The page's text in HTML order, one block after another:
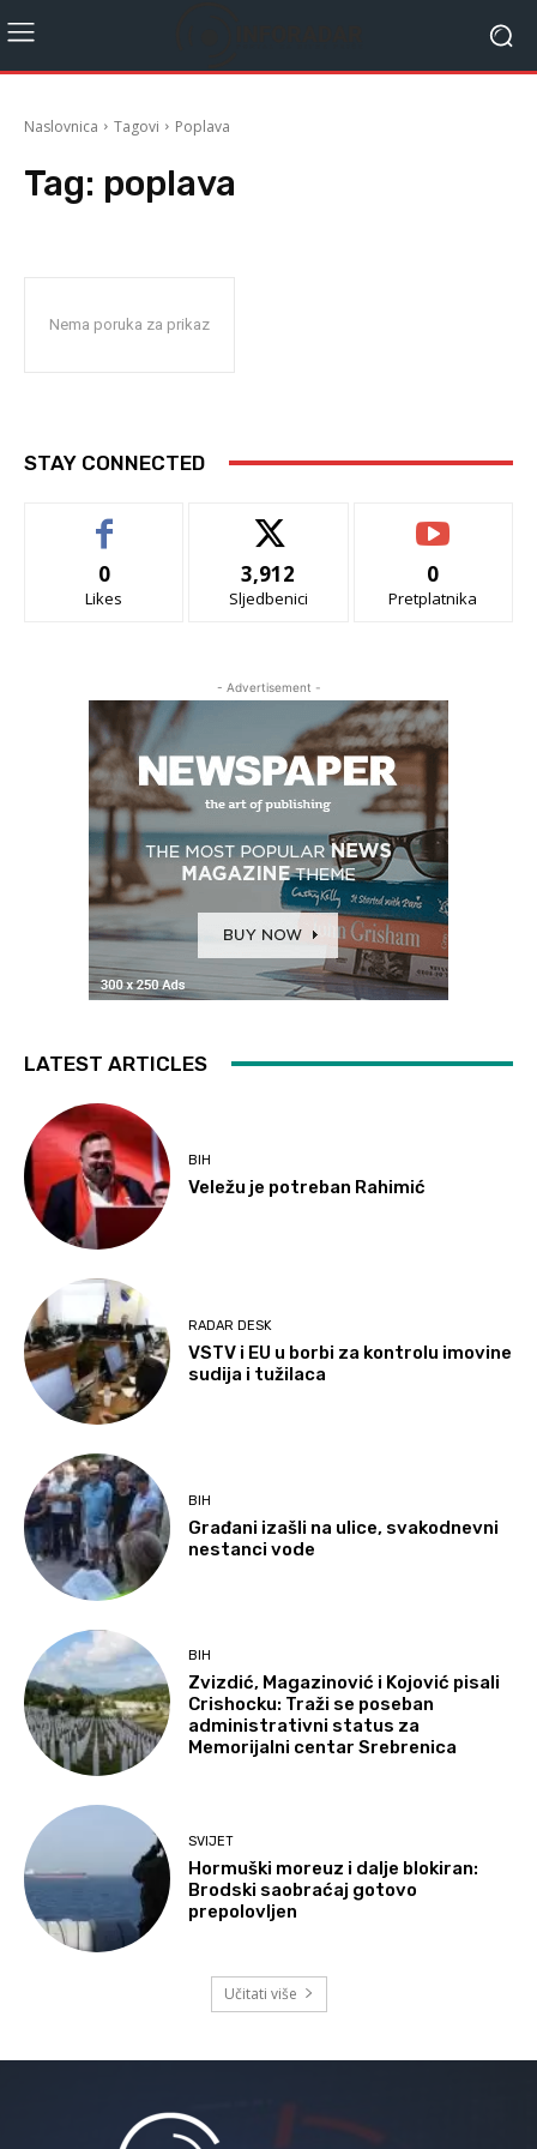
Naslovnica Tagovi Poplava
Tag: poplava
Nema poruka za prikaz
STAY CONNECTED
0
Likes
3,912
Sljedbenici
0
Pretplatnika
- Advertisement -
LATEST ARTICLES
BIH
Veležu je potreban Rahimić
RADAR DESK
VSTV i EU u borbi za kontrolu imovine
sudija i tužilaca
BIH
Građani izašli na ulice, svakodnevni
nestanci vode
BIH
Zvizdić, Magazinović i Kojović pisali
Crishocku: Traži se poseban
administrativni status za
Memorijalni centar Srebrenica
SVIJET
Hormuški moreuz i dalje blokiran:
Brodski saobraćaj gotovo
prepolovljen
Učitati više